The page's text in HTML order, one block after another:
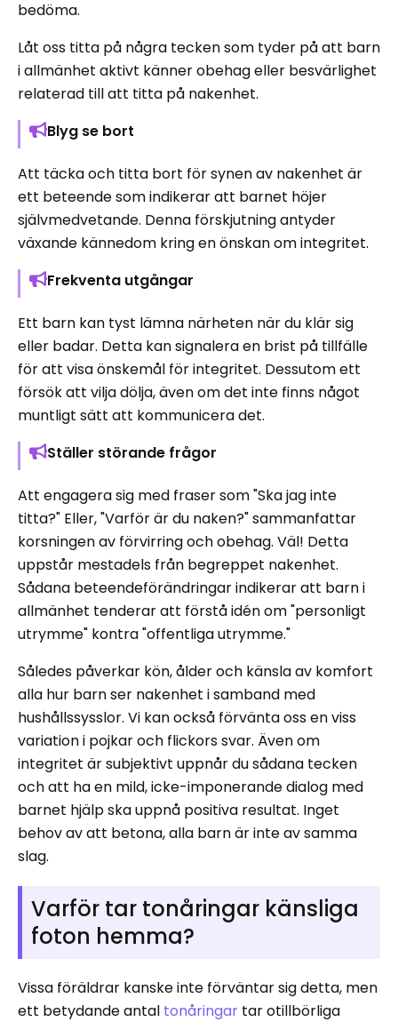
bedöma.
Låt oss titta på några tecken som tyder på att barn
i allmänhet aktivt känner obehag eller besvärlighet
relaterad till att titta på nakenhet.
Blyg se bort
Att täcka och titta bort för synen av nakenhet är
ett beteende som indikerar att barnet höjer
självmedvetande. Denna förskjutning antyder
växande kännedom kring en önskan om integritet.
Frekventa utgångar
Ett barn kan tyst lämna närheten när du klär sig
eller badar. Detta kan signalera en brist på tillfälle
för att visa önskemål för integritet. Dessutom ett
försök att vilja dölja, även om det inte finns något
muntligt sätt att kommunicera det.
Ställer störande frågor
Att engagera sig med fraser som "Ska jag inte
titta?" Eller, "Varför är du naken?" sammanfattar
korsningen av förvirring och obehag. Väl! Detta
uppstår mestadels från begreppet nakenhet.
Sådana beteendeförändringar indikerar att barn i
allmänhet tenderar att förstå idén om "personligt
utrymme" kontra "offentliga utrymme."
Således påverkar kön, ålder och känsla av komfort
alla hur barn ser nakenhet i samband med
hushållssysslor. Vi kan också förvänta oss en viss
variation i pojkar och flickors svar. Även om
integritet är subjektivt uppnår du sådana tecken
och att ha en mild, icke-imponerande dialog med
barnet hjälp ska uppnå positiva resultat. Inget
behov av att betona, alla barn är inte av samma
slag.
Varför tar tonåringar känsliga
foton hemma?
Vissa föräldrar kanske inte förväntar sig detta, men
ett betydande antal tonåringar tar otillbörliga